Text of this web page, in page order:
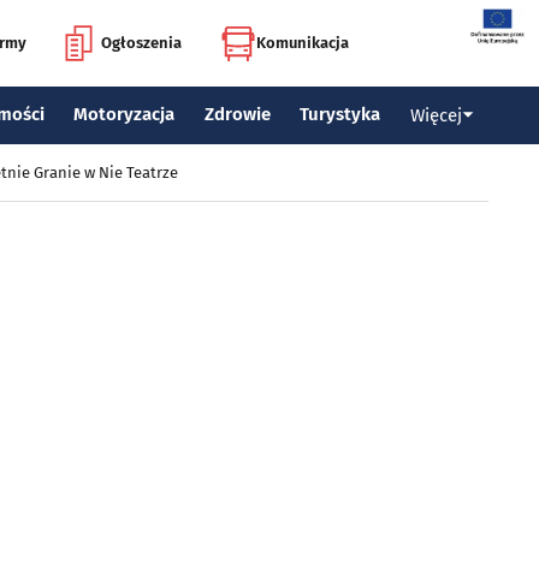
Ogłoszenia Komunikacja
Motoryzacja Zdrowie Turystyka Więcej
Granie w Nie Teatrze